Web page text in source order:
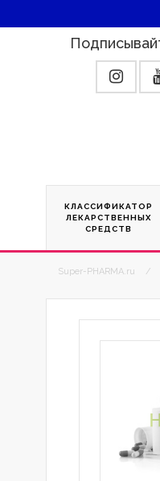
КЛАССИФИКАТОР
ЛЕКАРСТВЕННЫХ
СРЕДСТВ
Super-PHARMA.ru /